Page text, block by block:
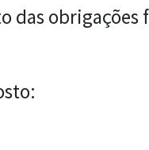
das obrigações